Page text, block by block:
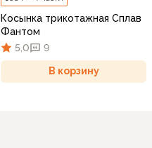
Косынка трикотажная Сплав
Фантом
5,0
9
В корзину